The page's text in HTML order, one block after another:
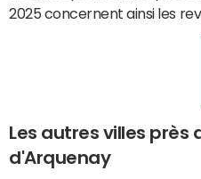
2025 concernent ainsi les
Les autres villes près
d'Arquenay